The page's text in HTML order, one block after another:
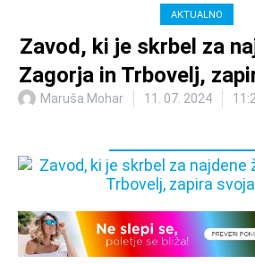
AKTUALNO
Zavod, ki je skrbel za
Zagorja in Trbovelj,
Maruša Mohar 11. 07. 2024